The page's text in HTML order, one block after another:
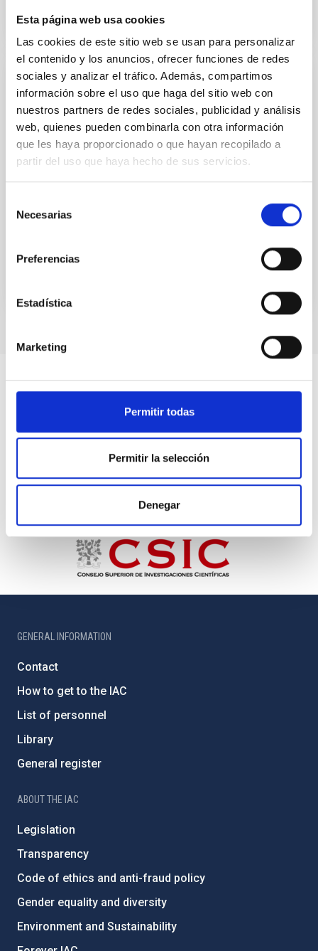
Esta página web usa cookies
Las cookies de este sitio web se usan para personalizar
el contenido y los anuncios, ofrecer funciones de redes
sociales y analizar el tráfico. Además, compartimos
información sobre el uso que haga del sitio web con
nuestros partners de redes sociales, publicidad y análisis
web, quienes pueden combinarla con otra información
que les haya proporcionado o que hayan recopilado a
partir del uso que haya hecho de sus servicios.
Necesarias
Preferencias
Estadística
Marketing
Permitir todas
Permitir la selección
Denegar
CITATIONS 0
ERRATUM
Bar ages derived for the first time in
nearby galaxies: Insights into secular
evolution from the TIMER sample
(Corrigendum)
Advertised on:
BIBCODE
GENERAL INFORMATION
Contact
How to get to the IAC
List of personnel
Library
General register
ABOUT THE IAC
Legislation
Transparency
Code of ethics and anti-fraud policy
Gender equality and diversity
Environment and Sustainability